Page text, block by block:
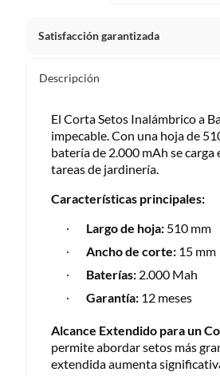
Satisfacción garantizada
Debe estar en perfecto estado,
Productos que, por su
Confeccionados a la medida.
De uso personal.
En sodimac.cl te damos30 días
Productos digitales que se
Productos a pedido o
Productos que han sido
Alimentos, bebidas,
Pinturas de un color a solicitud.
Descripción
El Corta Setos Inalámbrico a
impecable. Con una hoja de
batería de 2.000 mAh se
tareas de jardinería.
Características principales:
Largo de hoja: 510 mm
Ancho de corte: 15 mm
Baterías: 2.000 Mah
Garantía: 12 meses
Alcance Extendido para un
permite abordar setos más
extendida aumenta